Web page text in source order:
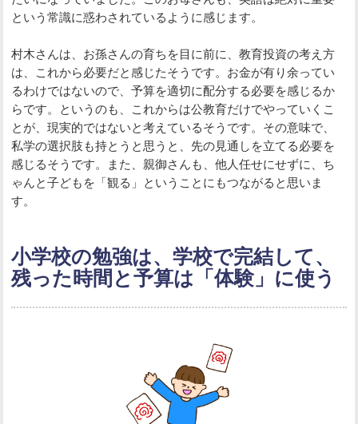
という常識に惑わされているように感じます。
村木さんは、お孫さんの育ちを目に前に、教育投資の考え方
は、これから必要だと感じたそうです。お金が有り余ってい
るわけではないので、予算を適切に配分する必要を感じるか
らです。というのも、これからは公教育だけでやっていくこ
とが、現実的ではないと考えているそうです。その意味で、
私学の選択肢も持とうと思うと、先の見通しを立てる必要を
感じるそうです。また、親御さんも、他人任せにせずに、ち
ゃんと子どもを「観る」ということにもつながると思いま
す。
小学校の勉強は、学校で完結して、
残った時間と予算は「体験」に使う